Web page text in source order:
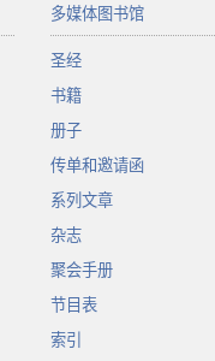
多媒体图书馆
圣经
书籍
册子
传单和邀请函
系列文章
杂志
聚会手册
节目表
索引